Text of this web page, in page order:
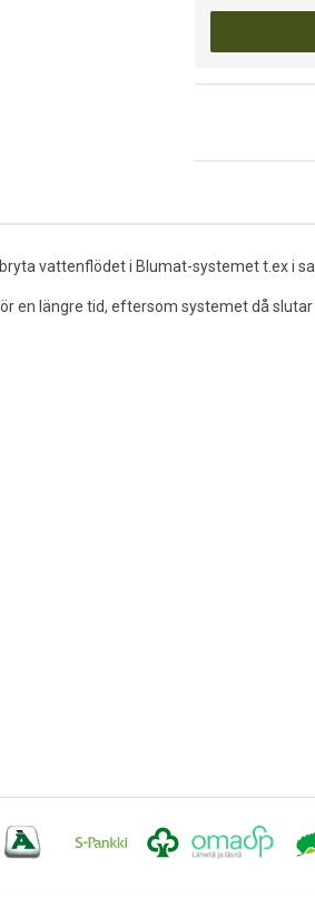
vattenflödet i Blumat-systemet t.ex i
en längre tid, eftersom systemet då